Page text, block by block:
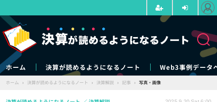
ホーム 決算が読めるようになるノート Web3事例データ
ホーム › 決算が読めるようになるノート › 決算解説 › 記事 › 写真・画像